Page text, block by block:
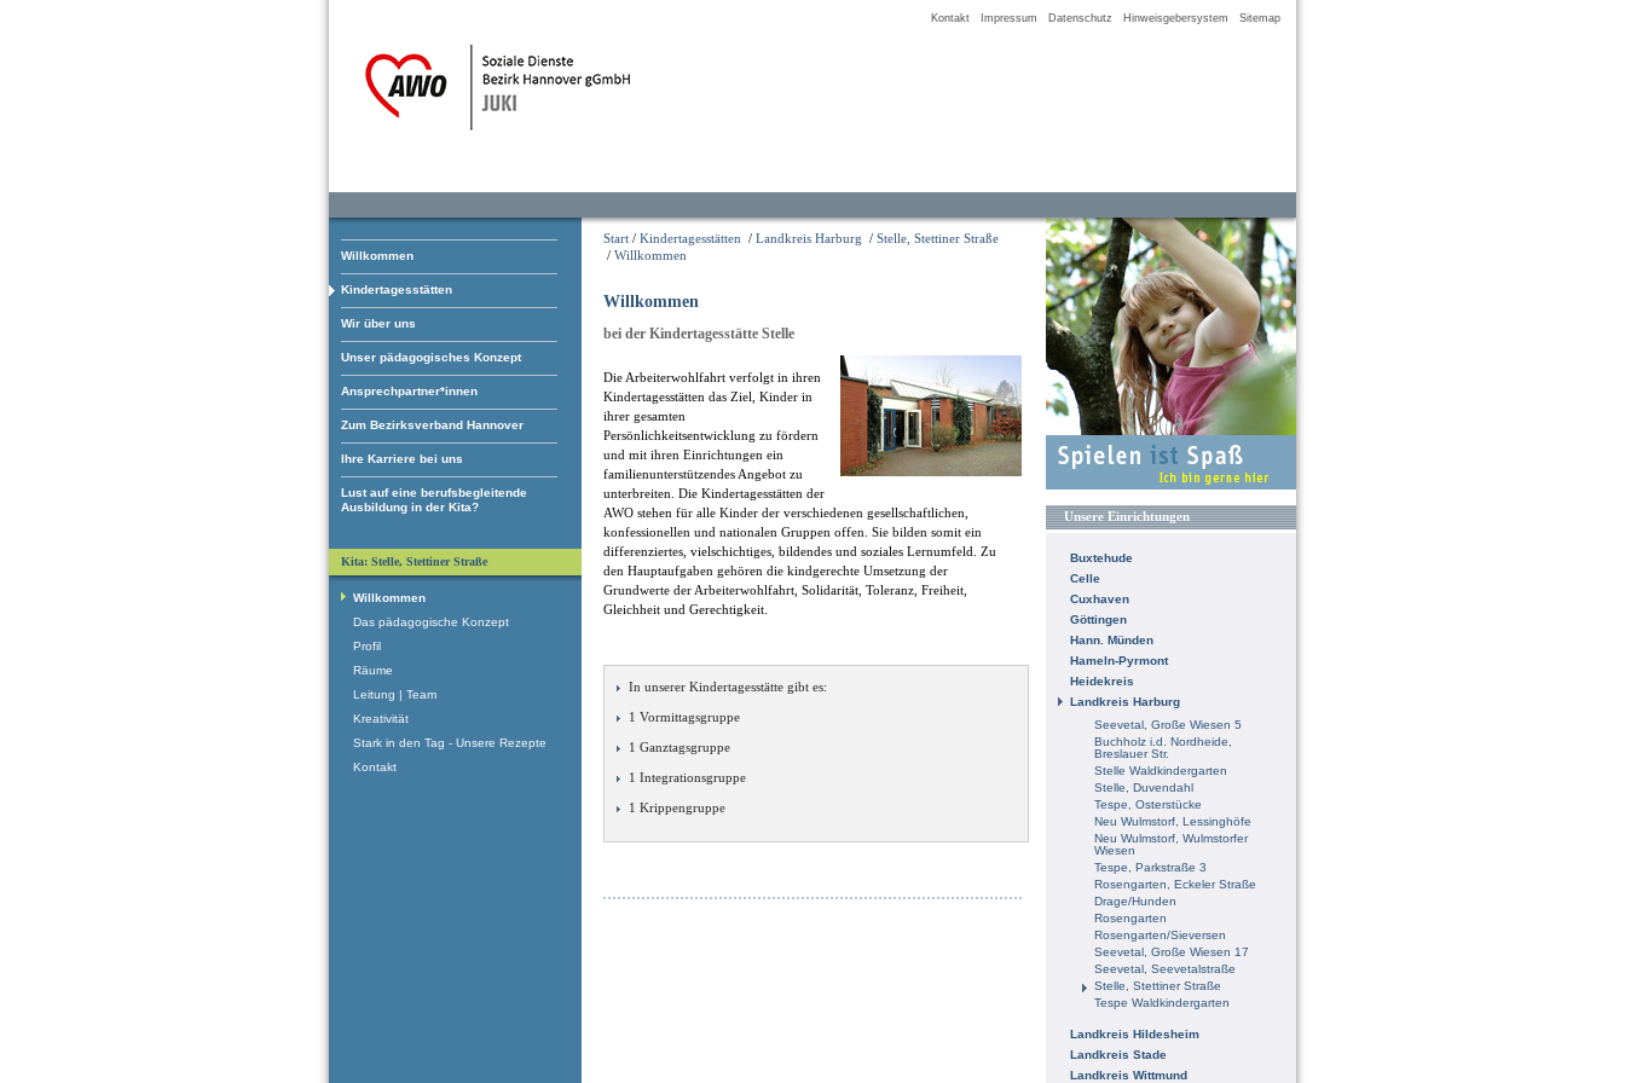
Kontakt Impressum Datenschutz Hinweisgebersystem Sitemap
Willkommen
Kindertagesstätten
Wir über uns
Unser pädagogisches Konzept
Ansprechpartner*innen
Zum Bezirksverband Hannover
Ihre Karriere bei uns
Lust auf eine berufsbegleitende
Ausbildung in der Kita?
Start / Kindertagesstätten / Landkreis Harburg / Stelle, Stettiner Straße
/ Willkommen
Willkommen
bei der Kindertagesstätte Stelle
Die Arbeiterwohlfahrt verfolgt in ihren
Kindertagesstätten das Ziel, Kinder in
ihrer gesamten
Persönlichkeitsentwicklung zu fördern
und mit ihren Einrichtungen ein
familienunterstützendes Angebot zu
unterbreiten. Die Kindertagesstätten der
AWO stehen für alle Kinder der verschiedenen gesellschaftlichen,
konfessionellen und nationalen Gruppen offen. Sie bilden somit ein
differenziertes, vielschichtiges, bildendes und soziales Lernumfeld. Zu
den Hauptaufgaben gehören die kindgerechte Umsetzung der
Grundwerte der Arbeiterwohlfahrt, Solidarität, Toleranz, Freiheit,
Gleichheit und Gerechtigkeit.
In unserer Kindertagesstätte gibt es:
1 Vormittagsgruppe
1 Ganztagsgruppe
1 Integrationsgruppe
1 Krippengruppe
Unsere Einrichtungen
Buxtehude
Celle
Cuxhaven
Göttingen
Hann. Münden
Hameln-Pyrmont
Heidekreis
Landkreis Harburg
Seevetal, Große Wiesen 5
Buchholz i.d. Nordheide,
Breslauer Str.
Stelle Waldkindergarten
Stelle, Duvendahl
Tespe, Osterstücke
Neu Wulmstorf, Lessinghöfe
Neu Wulmstorf, Wulmstorfer
Wiesen
Tespe, Parkstraße 3
Rosengarten, Eckeler Straße
Drage/Hunden
Rosengarten
Rosengarten/Sieversen
Seevetal, Große Wiesen 17
Seevetal, Seevetalstraße
Stelle, Stettiner Straße
Tespe Waldkindergarten
Landkreis Hildesheim
Landkreis Stade
Landkreis Wittmund
Kita: Stelle, Stettiner Straße
Willkommen
Das pädagogische Konzept
Profil
Räume
Leitung | Team
Kreativität
Stark in den Tag - Unsere Rezepte
Kontakt